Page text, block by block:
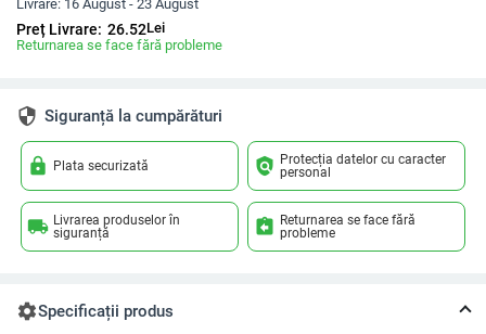
Livrare: 16 August - 23 August
Preț Livrare: 26.52Lei
Returnarea se face fără probleme
security Siguranță la cumpărături
lock Plata securizată policy Protecția datelor cu caracter
personal
local_shipping Livrarea produselor în
siguranță
assignment_return Returnarea se face fără
probleme
settingsSpecificații produs